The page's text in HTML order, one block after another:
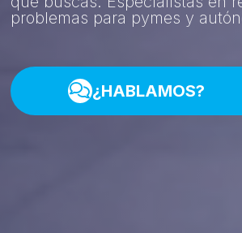
problemas para pymes y
¿HABLAMOS?